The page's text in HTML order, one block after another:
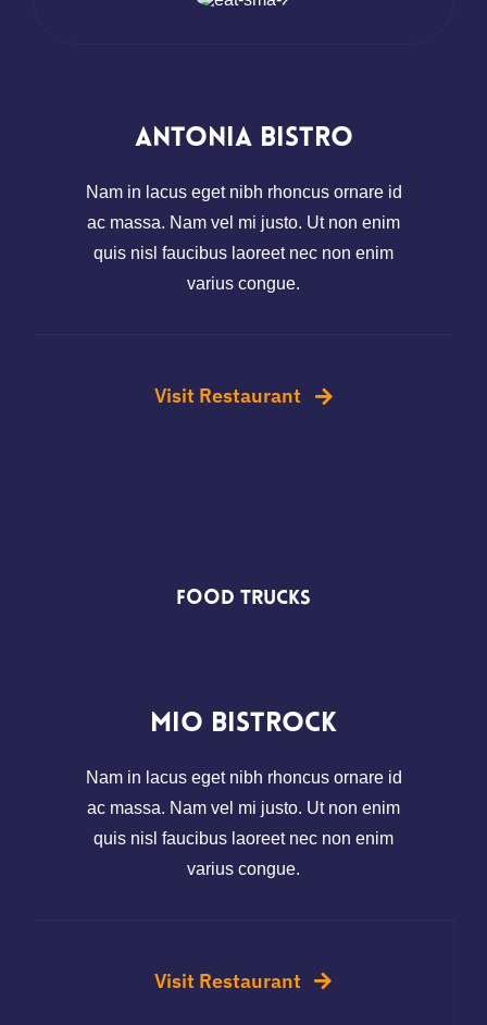
Antonia Bistro
Nam in lacus eget nibh rhoncus ornare id
ac massa. Nam vel mi justo. Ut non enim
quis nisl faucibus laoreet nec non enim
varius congue.
Visit Restaurant
Food Trucks
Mio Bistrock
Nam in lacus eget nibh rhoncus ornare id
ac massa. Nam vel mi justo. Ut non enim
quis nisl faucibus laoreet nec non enim
varius congue.
Visit Restaurant